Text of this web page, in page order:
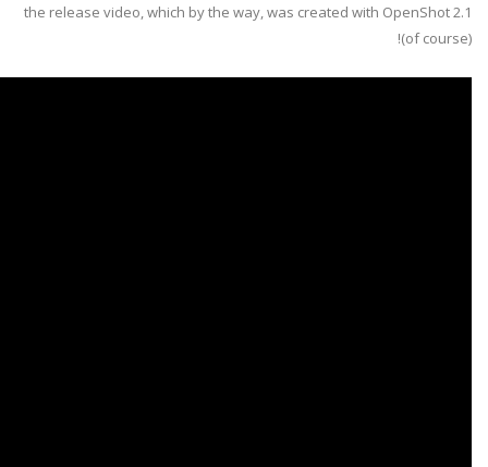
the release video, which by the way, was created with OpenShot 2.1
(of course)!